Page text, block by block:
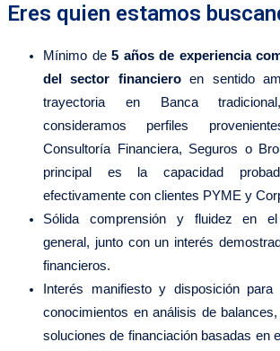
Eres quien estamos
Mínimo de 5 años de experiencia
del sector financieroen sentido
trayectoria en Banca
consideramos perfiles
Consultoría Financiera, Seguros o
principal es la capacidad
efectivamente con clientes PYME y
Sólida comprensión y fluidez en el
general, junto con un interés
financieros.
Interés manifiesto y disposición
conocimientos en análisis de
soluciones de financiación basadas en